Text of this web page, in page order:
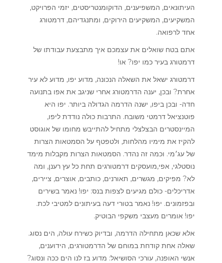
העיתונאים, המשפיענים, הדוקומנטריסטים, יזמי הפרויקט,
המשקיעים, המשקיעים הירוקים, ומתנגדיהם, דרמטורג
אחד לרפואה.
אתם בטח שואלים את עצמכם איך מתבצעת עבודתו של
דרמטורג בעיר כמו יפו? או!
דרמטורג ישאל את השאלה הנכונה, מדוע יפו, מדוע לא עיר
אחרת? ובכן, יענה הדרמטורג אחרי שניגב את אפו בתנועה
חדה- ובכן ביפו, ישנה הדרמה הגדולה ביותר. יפו היא
פוטנציאל דרמטי משובח. התרבות כולה נודדת ליפו,
המיינסטרים הבצלצלי מתחיל להתייבש מחומו של אוגוסט
להקיז את מימיו מהלחות, ולטפטף על הסמטאות הצרות
של עג׳מי. וכמה זה נהדר. הסמטאות הצרות מקבלות מימד
נוסטלגי, אפי,מועסקים דרמטורגים תחת כל עץ רענן, ומה
לא? מפיקים, מגשרים, תאורנים, כותבים, אוצרים, ציירים,
אדריכלים- כולם מגיעים לצפות בנס: יפו! נאמר בשירים
ובפזמונים. יפו! נאמר בטורי דעה בעיתונים למטיבי לכת.
יפו! אומרים מעצבי משקפי הבוטיק.
אלא שכאן מתחילה הדרמה, ובדיוק כשירח עולה, הים נסוג.
שאלה אחת קודחת במוחם של הדרמטורגים, הידוענים,
אנשי האופנה, עורכי הסושיאל: מדוע בז לנו הים ככה ונסוג?